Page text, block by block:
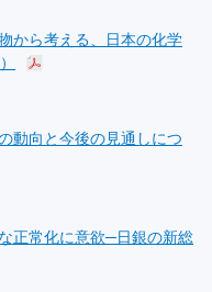
から考える、日本の化学
動向と今後の見通しにつ
正常化に意欲─日銀の新総